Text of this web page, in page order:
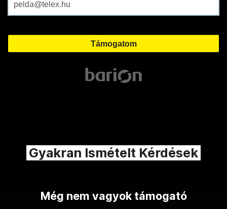
Gyakran Ismételt Kérdések
Még nem vagyok támogató